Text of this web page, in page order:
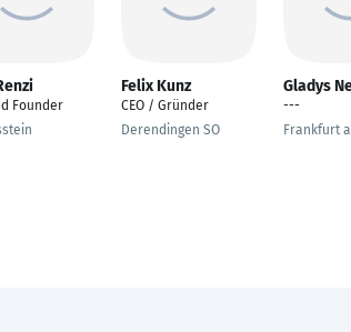
Founder
Felix Kunz
CEO / Gründer
Derendingen SO
Gladys
---
Frankfurt